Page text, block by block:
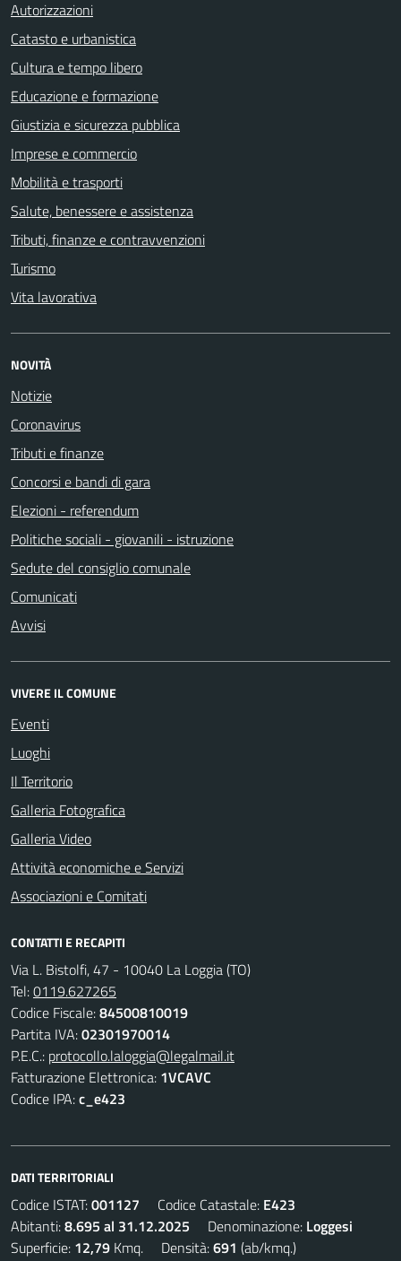
Autorizzazioni
Catasto e urbanistica
Cultura e tempo libero
Educazione e formazione
Giustizia e sicurezza pubblica
Imprese e commercio
Mobilità e trasporti
Salute, benessere e assistenza
Tributi, finanze e contravvenzioni
Turismo
Vita lavorativa
NOVITÀ
Notizie
Coronavirus
Tributi e finanze
Concorsi e bandi di gara
Elezioni - referendum
Politiche sociali - giovanili - istruzione
Sedute del consiglio comunale
Comunicati
Avvisi
VIVERE IL COMUNE
Eventi
Luoghi
Il Territorio
Galleria Fotografica
Galleria Video
Attività economiche e Servizi
Associazioni e Comitati
CONTATTI E RECAPITI
Via L. Bistolfi, 47 - 10040 La Loggia (TO)
Tel:0119.627265
Codice Fiscale:84500810019
Partita IVA:02301970014
P.E.C.: protocollo.laloggia@legalmail.it
Fatturazione Elettronica: 1VCAVC
Codice IPA:c_e423
DATI TERRITORIALI
Codice ISTAT:001127 Codice Catastale: E423
Abitanti:8.695 al 31.12.2025 Denominazione: Loggesi
Superficie: 12,79 Kmq. Densità:691 (ab/kmq.)